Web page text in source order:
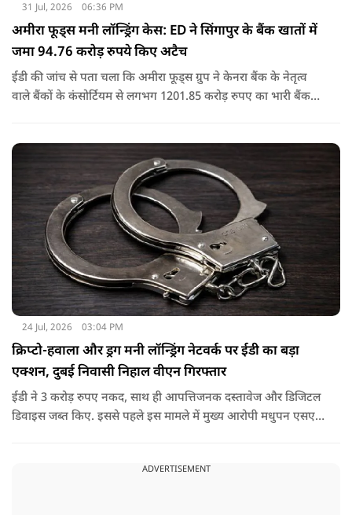
31 Jul, 2026 06:36 PM
अमीरा फूड्स मनी लॉन्ड्रिंग केस: ED ने सिंगापुर के बैंक खातों में
जमा 94.76 करोड़ रुपये किए अटैच
ईडी की जांच से पता चला कि अमीरा फूड्स ग्रुप ने केनरा बैंक के नेतृत्व
वाले बैंकों के कंसोर्टियम से लगभग 1201.85 करोड़ रुपए का भारी बैंक
उसके प्रमोटरों/शेयरधारकों/डायरेक्टरों ने मनी लॉन्ड्रिंग का अपराध किया
24 Jul, 2026 03:04 PM
क्रिप्टो-हवाला और ड्रग मनी लॉन्ड्रिंग नेटवर्क पर ईडी का बड़ा
एक्शन, दुबई निवासी निहाल वीएन गिरफ्तार
ईडी ने 3 करोड़ रुपए नकद, साथ ही आपत्तिजनक दस्तावेज और डिजिटल
डिवाइस जब्त किए. इससे पहले इस मामले में मुख्य आरोपी मधुपन एसएस
ADVERTISEMENT